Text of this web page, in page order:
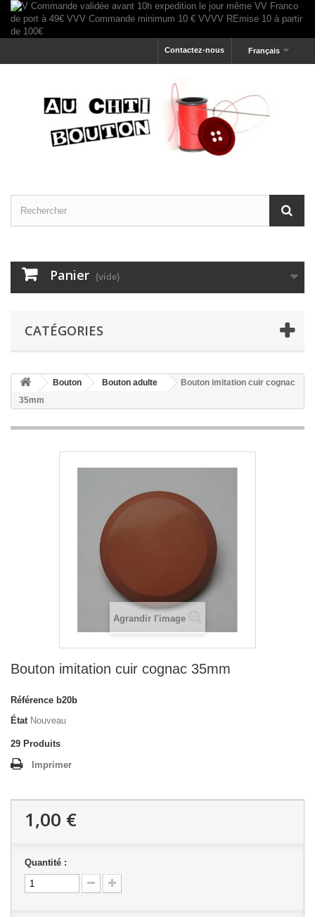
Français
Contactez-nous
Panier (vide)
CATÉGORIES
Bouton Bouton adulte
Bouton imitation cuir cognac
35mm
Agrandir l'image
Bouton imitation cuir cognac 35mm
Référence b20b
État Nouveau
29 Produits
Imprimer
1,00 €
Quantité :